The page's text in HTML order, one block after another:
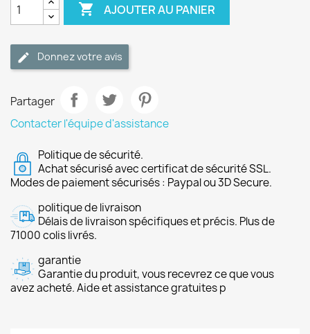
 AJOUTER AU PANIER
Donnez votre avis
Partager
Contacter l'équipe d'assistance
Politique de sécurité.
Achat sécurisé avec certificat de sécurité SSL.
Modes de paiement sécurisés : Paypal ou 3D Secure.
politique de livraison
Délais de livraison spécifiques et précis. Plus de
71000 colis livrés.
garantie
Garantie du produit, vous recevrez ce que vous
avez acheté. Aide et assistance gratuites p